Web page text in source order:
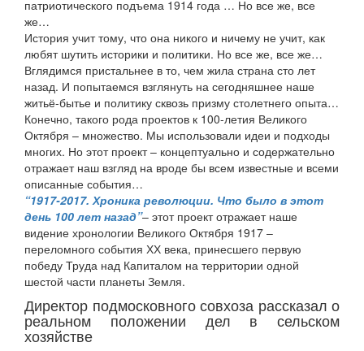
патриотического подъема 1914 года … Но все же, все
же…
История учит тому, что она никого и ничему не учит, как
любят шутить историки и политики. Но все же, все же…
Вглядимся пристальнее в то, чем жила страна сто лет
назад. И попытаемся взглянуть на сегодняшнее наше
житьё-бытье и политику сквозь призму столетнего опыта…
Конечно, такого рода проектов к 100-летия Великого
Октября – множество. Мы использовали идеи и подходы
многих. Но этот проект – концептуально и содержательно
отражает наш взгляд на вроде бы всем известные и всеми
описанные события…
“1917-2017. Хроника революции. Что было в этот
день 100 лет назад”– этот проект отражает наше
видение хронологии Великого Октября 1917 –
переломного события ХХ века, принесшего первую
победу Труда над Капиталом на территории одной
шестой части планеты Земля.
Директор подмосковного совхоза рассказал о
реальном положении дел в сельском
хозяйстве